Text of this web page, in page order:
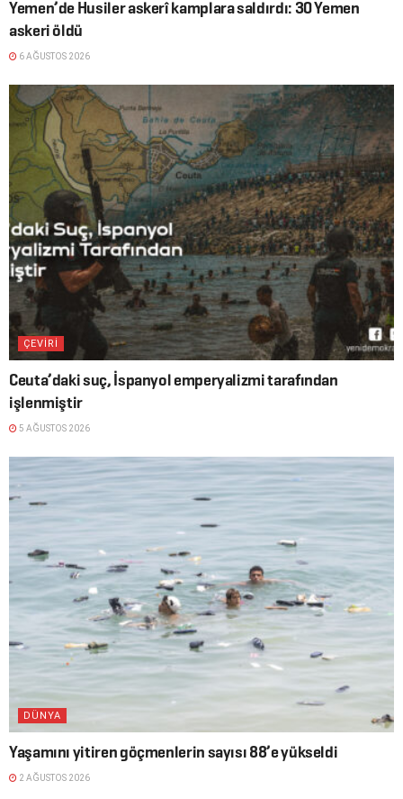
Yemen’de Husiler askerî kamplara saldırdı: 30 Yemen
askeri öldü
6 AĞUSTOS 2026
ÇEVİRİ
Ceuta’daki suç, İspanyol emperyalizmi tarafından
işlenmiştir
5 AĞUSTOS 2026
DÜNYA
Yaşamını yitiren göçmenlerin sayısı 88’e yükseldi
2 AĞUSTOS 2026